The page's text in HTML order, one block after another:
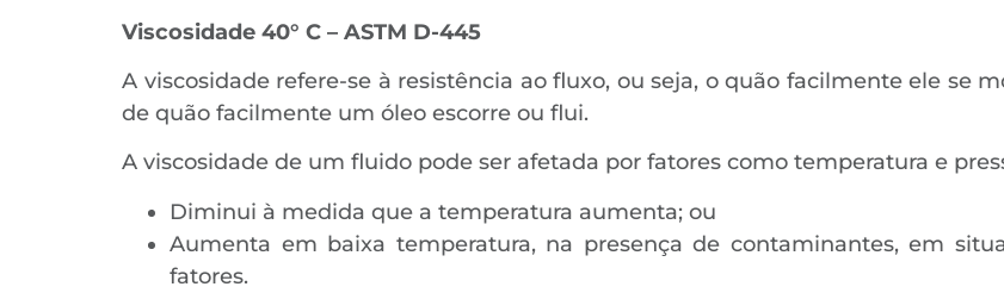
Viscosidade 40° C – ASTM D-445
A viscosidade refere-se à resistência ao fluxo, ou seja, o quão facilmente ele se
de quão facilmente um óleo escorre ou flui.
A viscosidade de um fluido pode ser afetada por fatores como temperatura e
Diminui à medida que a temperatura aumenta; ou
Aumenta em baixa temperatura, na presença de contaminantes, em
fatores.